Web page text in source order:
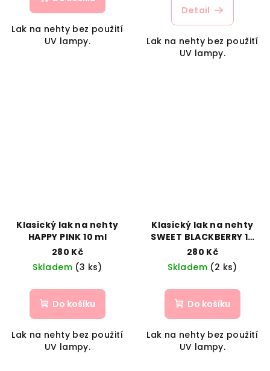
Lak na nehty bez použití
UV lampy.
Detail
Lak na nehty bez použití
UV lampy.
Klasický lak na nehty
HAPPY PINK 10 ml
280 Kč
Skladem (3 ks)
Do košíku
Lak na nehty bez použití
UV lampy.
Klasický lak na nehty
SWEET BLACKBERRY 10
ml
280 Kč
Skladem (2 ks)
Do košíku
Lak na nehty bez použití
UV lampy.